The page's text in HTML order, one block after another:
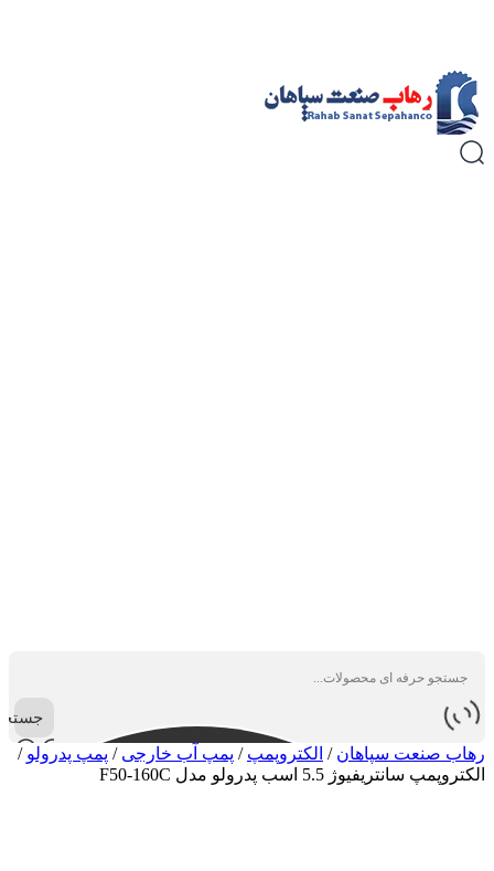
رهاب صنعت سپاهان / الکتروپمپ / پمپ آب خارجی / پمپ پدرولو /
الکتروپمپ سانتریفیوژ 5.5 اسب پدرولو مدل F50-160C